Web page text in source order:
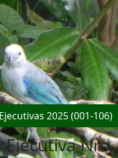
2025 (001-106)
Ejecutiva